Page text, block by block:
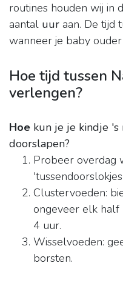
routines houden wij in
aantal uur aan. De tijd
wanneer je baby
Hoe tijd tussen
verlengen?
Hoe kun je je kindje 's
doorslapen?
Probeer overdag
Clustervoeden:
ongeveer elk half
4 uur.
Wisselvoeden:
borsten.